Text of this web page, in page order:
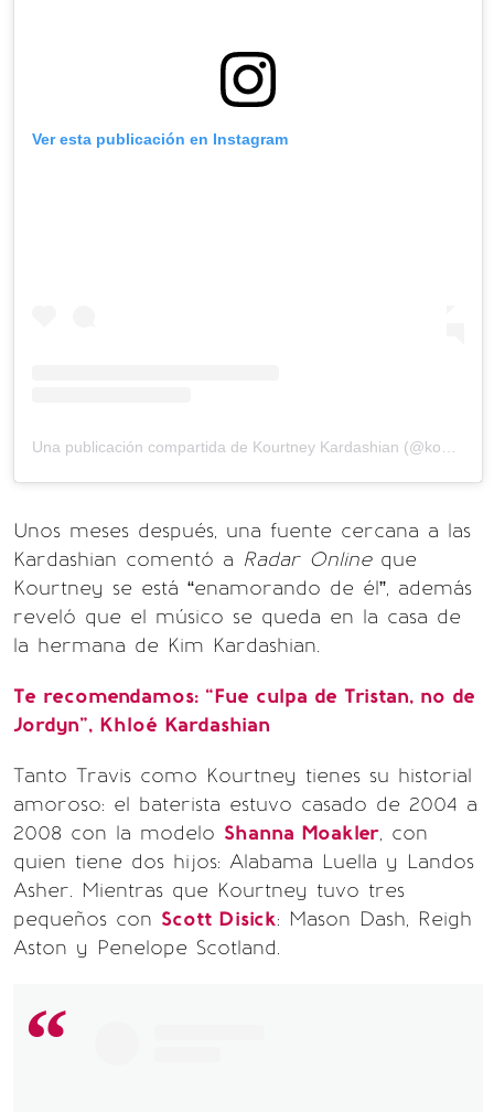
Ver esta publicación en Instagram
Unos meses después, una fuente cercana a las
Kardashian comentó a Radar Online que
Kourtney se está “enamorando de él”, además
reveló que el músico se queda en la casa de
la hermana de Kim Kardashian.
Te recomendamos: “Fue culpa de Tristan, no de
Jordyn”, Khloé Kardashian
Tanto Travis como Kourtney tienes su historial
amoroso: el baterista estuvo casado de 2004 a
2008 con la modelo Shanna Moakler, con
quien tiene dos hijos: Alabama Luella y Landos
Asher. Mientras que Kourtney tuvo tres
pequeños con Scott Disick: Mason Dash, Reigh
Aston y Penelope Scotland.